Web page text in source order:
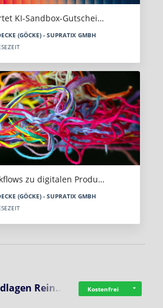
KI-Sandbox-Gutschei…
(GÖCKE) - SUPRATIX GMBH
zu digitalen Produ…
(GÖCKE) - SUPRATIX GMBH
Rein… Kostenfrei